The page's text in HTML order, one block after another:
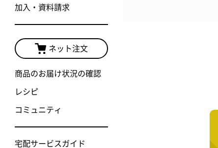
加入・資料請求
ネット注文
商品のお届け状況の確認
レシピ
コミュニティ
宅配サービスガイド